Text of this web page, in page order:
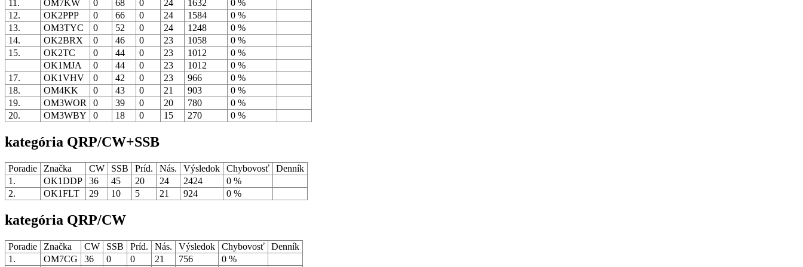
11.
OM7KW 0 68 0 24 1632
0 %
12.
OK2PPP 0 66 0 24 1584
0 %
13.
OM3TYC 0 52 0 24 1248
0 %
14.
OK2BRX 0 46 0 23 1058
0 %
15.
OK2TC 0 44 0 23 1012
0 %
OK1MJA
0 44 0 23 1012
0 %
17.
OK1VHV 0 42 0 23 966
0 %
18.
OM4KK 0 43 0 21 903
0 %
19.
OM3WOR 0 39 0 20 780
0 %
20.
OM3WBY 0 18 0 15 270 0 %
kategória QRP/CW+SSB
Poradie Značka CW SSB Príd. Nás. Výsledok Chybovosť
Denník
1.
OK1DDP 36 45 20 24 2424
0 %
2.
OK1FLT 29 10 5 21 924 0 %
kategória QRP/CW
Poradie Značka CW SSB Príd. Nás. Výsledok Chybovosť
Denník
1.
OM7CG 36 0 0 21 756
0 %